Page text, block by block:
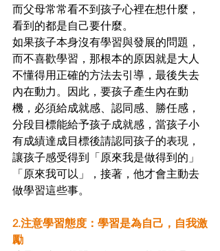
而父母常常看不到孩子心裡在想什麼，
看到的都是自己要什麼。
如果孩子本身沒有學習與發展的問題，
而不喜歡學習，那根本的原因就是大人
不懂得用正確的方法去引導，最後失去
內在動力。因此，要孩子產生內在動
機，必須給成就感、認同感、勝任感，
分段目標能給予孩子成就感，當孩子小
有成績達成目標後請認同孩子的表現，
讓孩子感受得到「原來我是做得到的」
「原來我可以」，接著，他才會主動去
做學習這些事。
2.注意學習態度：學習是為自己，自我激
勵